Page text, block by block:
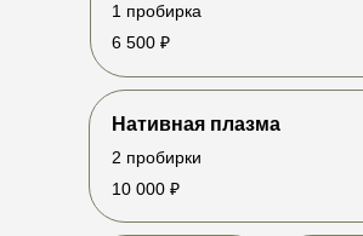
6 500 ₽
1 пробирка
Нативная плазма
10 000 ₽
2 пробирки
Москва, Чапаевский
переулок, дом 12к2
ООО "Космокрем"
ИНН 5007113468
ЛО-77-01-021538
kremmos@yandex.ru